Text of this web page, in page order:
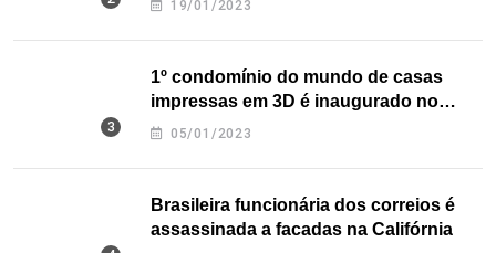
19/01/2023
1º condomínio do mundo de casas
impressas em 3D é inaugurado no
Texas
05/01/2023
Brasileira funcionária dos correios é
assassinada a facadas na Califórnia